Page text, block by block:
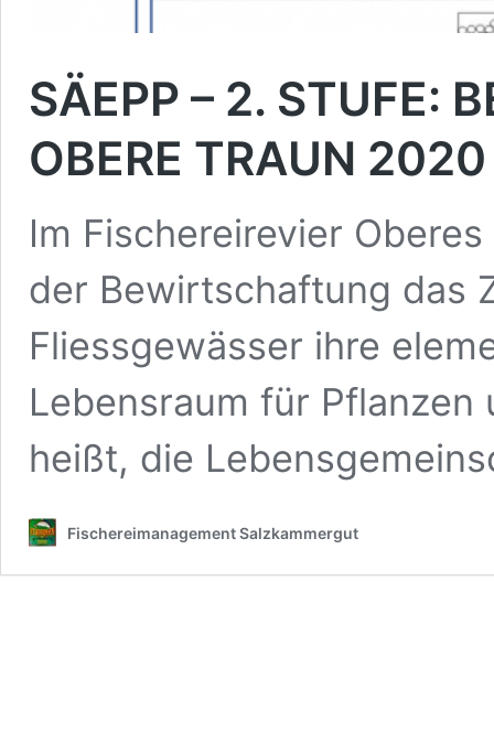
SÄEPP – 2. STUFE:
OBERE TRAUN 2020
Im Fischereirevier
der Bewirtschaftung das
Fliessgewässer ihre
Lebensraum für
heißt, die
Fischereimanagement Salzkammergut